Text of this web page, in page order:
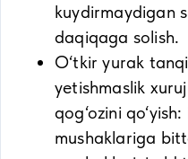
kuydirmaydigan
daqiqaga solish.
O‘tkir yurak
yetishmaslik
qog‘ozini
mushaklariga